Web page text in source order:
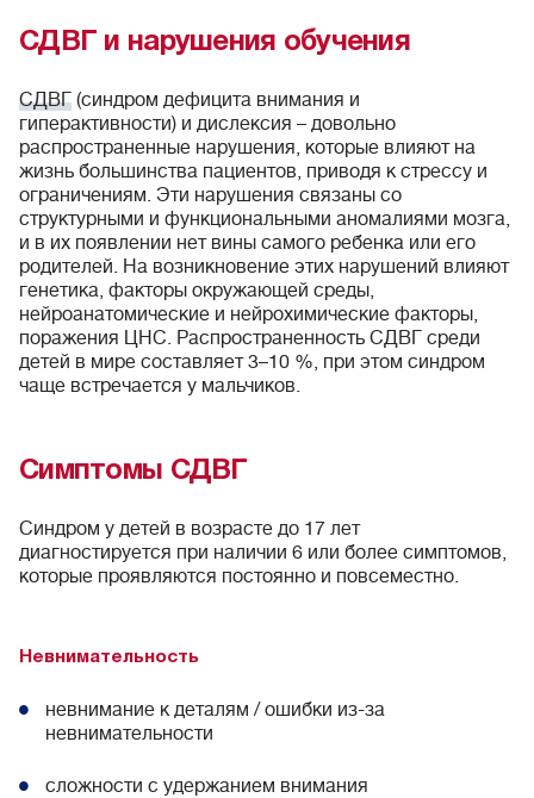
СДВГ и нарушения обучения
СДВГ (синдром дефицита внимания и
гиперактивности) и дислексия – довольно
распространенные нарушения, которые влияют на
жизнь большинства пациентов, приводя к стрессу и
ограничениям. Эти нарушения связаны со
структурными и функциональными аномалиями мозга,
и в их появлении нет вины самого ребенка или его
родителей. На возникновение этих нарушений влияют
генетика, факторы окружающей среды,
нейроанатомические и нейрохимические факторы,
поражения ЦНС. Распространенность СДВГ среди
детей в мире составляет 3–10 %, при этом синдром
чаще встречается у мальчиков.
Симптомы СДВГ
Синдром у детей в возрасте до 17 лет
диагностируется при наличии 6 или более симптомов,
которые проявляются постоянно и повсеместно.
Невнимательность
невнимание к деталям / ошибки из-за
невнимательности
сложности с удержанием внимания